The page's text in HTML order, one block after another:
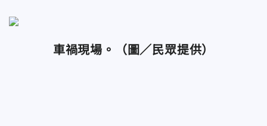
車禍現場。 （圖／民眾提供）